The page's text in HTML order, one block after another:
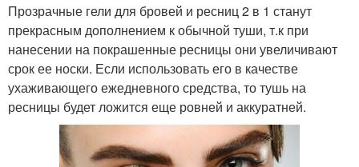
Прозрачные гели для бровей и ресниц 2 в 1 станут
прекрасным дополнением к обычной туши, т.к при
нанесении на покрашенные ресницы они увеличивают
срок ее носки. Если использовать его в качестве
ухаживающего ежедневного средства, то тушь на
ресницы будет ложится еще ровней и аккуратней.